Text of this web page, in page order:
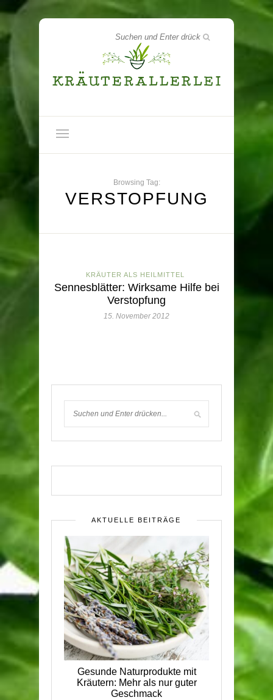
Browsing Tag:
VERSTOPFUNG
KRÄUTER ALS HEILMITTEL
Sennesblätter: Wirksame Hilfe bei
Verstopfung
15. November 2012
AKTUELLE BEITRÄGE
Gesunde Naturprodukte mit
Kräutern: Mehr als nur guter
Geschmack